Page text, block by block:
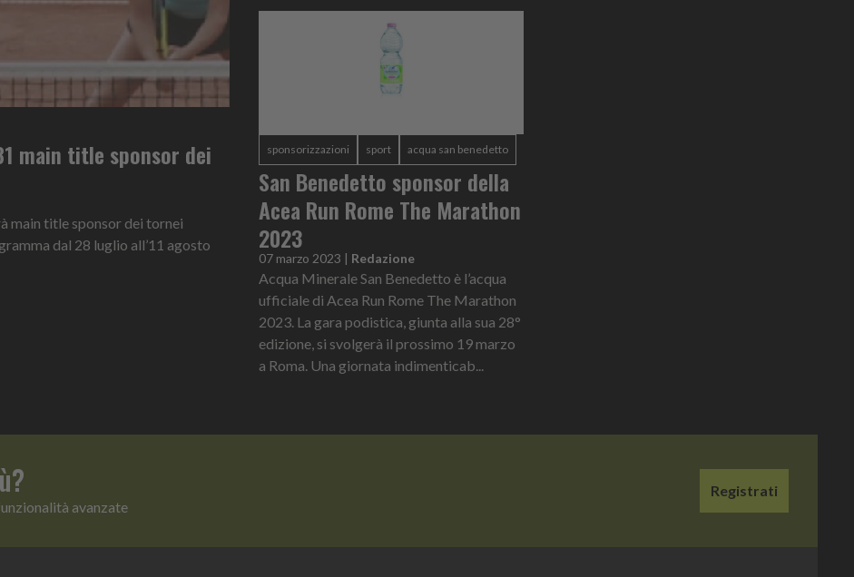
main title sponsor dei
main title sponsor dei tornei
dal 28 luglio all’11 agosto
sponsorizzazioni sport acqua san benedetto
San Benedetto sponsor della
Acea Run Rome The Marathon
2023
07 marzo 2023 | Redazione
Acqua Minerale San Benedetto è l’acqua
ufficiale di Acea Run Rome The Marathon
2023. La gara podistica, giunta alla sua 28°
edizione, si svolgerà il prossimo 19 marzo
a Roma. Una giornata indimenticab...
avanzate
Registrati